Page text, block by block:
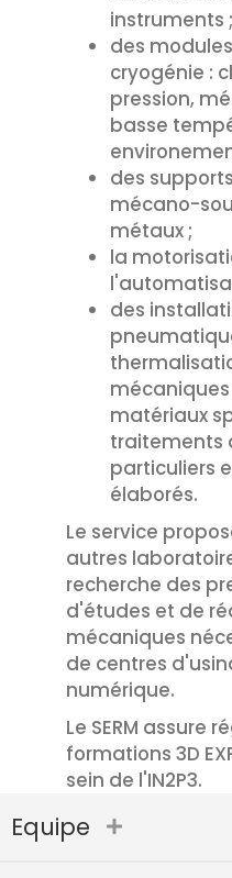
instruments ;
des
cryogénie :
pression,
basse
des
mécano-
métaux ;
la
des
matériaux
traitements
particuliers
élaborés.
Le service
autres
recherche des
d'études et de
mécaniques
de centres
numérique.
Le SERM assure
formations 3D
sein de l'IN2P3.
Equipe